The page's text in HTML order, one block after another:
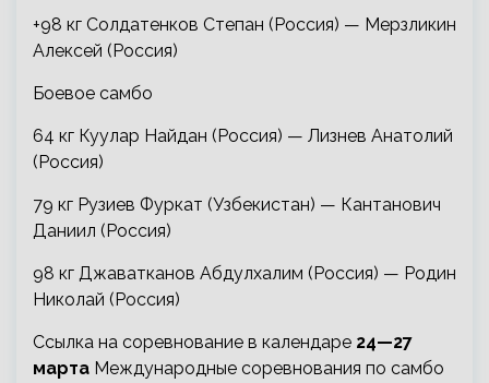
+98 кг Солдатенков Степан (Россия) — Мерзликин
Алексей (Россия)
Боевое самбо
64 кг Куулар Найдан (Россия) — Лизнев Анатолий
(Россия)
79 кг Рузиев Фуркат (Узбекистан) — Кантанович
Даниил (Россия)
98 кг Джаватканов Абдулхалим (Россия) — Родин
Николай (Россия)
Ссылка на соревнование в календаре 24—27
марта Международные соревнования по самбо